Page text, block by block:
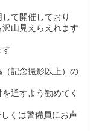
て開催しており
山見えらえれます
す
記念撮影以上）の
通すよう勧めてく
くは警備員にお声